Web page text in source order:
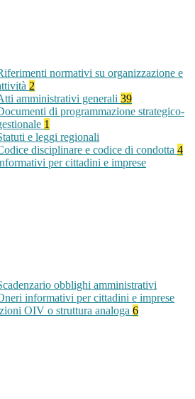
normativi su organizzazione e
2
amministrativi generali 39
di programmazione strategico-
1
e leggi regionali
disciplinare e codice di condotta 4
per cittadini e imprese
obblighi amministrativi
informativi per cittadini e imprese
OIV o struttura analoga 6